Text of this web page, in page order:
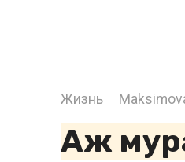
Жизнь
Аж